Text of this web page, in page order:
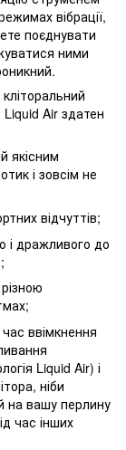
вібрації,
поєднувати
ними
Air здатен
якісним
і зовсім не
відчуттів;
і дражливого до
ввімкнення
Liquid Air) і
ніби
на вашу перлину
час інших